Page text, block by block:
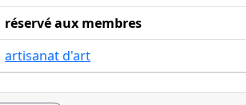
réservé aux membres
artisanat d'art